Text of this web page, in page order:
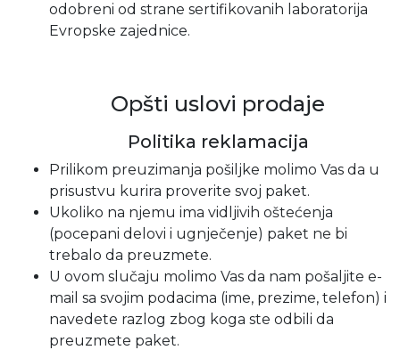
odobreni od strane sertifikovanih laboratorija
Evropske zajednice.
Opšti uslovi prodaje
Politika reklamacija
Prilikom preuzimanja pošiljke molimo Vas da u
prisustvu kurira proverite svoj paket.
Ukoliko na njemu ima vidljivih oštećenja
(pocepani delovi i ugnječenje) paket ne bi
trebalo da preuzmete.
U ovom slučaju molimo Vas da nam pošaljite e-
mail sa svojim podacima (ime, prezime, telefon) i
navedete razlog zbog koga ste odbili da
preuzmete paket.